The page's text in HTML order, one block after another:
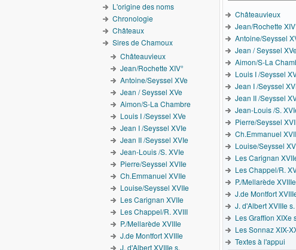
Châteauvieux
Jean/Rochette
Antoine/Seyssel
Jean / Seyssel
Aimon/S-La
Louis I /Seyssel
Jean I /Seyssel
Jean II /Seyssel
Jean-Louis /S.
Pierre/Seyssel
Ch.Emmanuel
Louise/Seyssel
Les Carignan
Les Chappel/R.
P./Mellarède XVIIIe
J.de Montfort
J. d'Albert XVIIIe s.
Les Graffion XIXe
Les Sonnaz XIX-
Textes à l'appui
L'origine des noms
Chronologie
Châteaux
Sires de Chamoux
Châteauvieux
Jean/Rochette XIV°
Antoine/Seyssel XVe
Jean / Seyssel XVe
Aimon/S-La Chambre
Louis I /Seyssel XVe
Jean I /Seyssel XVIe
Jean II /Seyssel XVIe
Jean-Louis /S. XVIe
Pierre/Seyssel XVIIe
Ch.Emmanuel XVIIe
Louise/Seyssel XVIIe
Les Carignan XVIIe
Les Chappel/R. XVIII
P./Mellarède XVIIIe
J.de Montfort XVIIIe
J. d'Albert XVIIIe s.